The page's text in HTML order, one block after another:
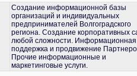
Создание информационной базы
организаций и индивидуальных
предпринимателей Волгоградского
региона. Создание корпоративных
любой сложности. Информационная
поддержка и продвижение
Прочие информационные и
маркетинговые услуги.